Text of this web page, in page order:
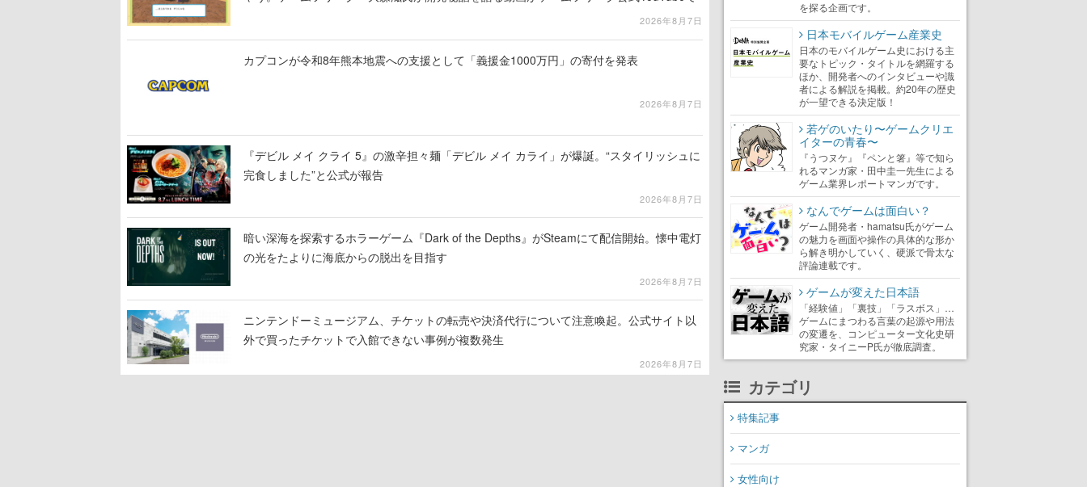
2026年8月7日
カプコンが令和8年熊本地震への支援として「義援金1000万円」の寄付を発表
2026年8月7日
『デビル メイ クライ 5』の激辛担々麺「デビル メイ カライ」が爆誕。“スタイリッシュに
完食しました”と公式が報告
2026年8月7日
暗い深海を探索するホラーゲーム『Dark of the Depths』がSteamにて配信開始。懐中電灯
の光をたよりに海底からの脱出を目指す
2026年8月7日
ニンテンドーミュージアム、チケットの転売や決済代行について注意喚起。公式サイト以
外で買ったチケットで入館できない事例が複数発生
2026年8月7日
を探る企画です。
日本モバイルゲーム産業史
日本のモバイルゲーム史における主
要なトピック・タイトルを網羅する
ほか、開発者へのインタビューや識
者による解説を掲載。約20年の歴史
が一望できる決定版！
若ゲのいたり〜ゲームクリエ
イターの青春〜
『うつヌケ』『ペンと箸』等で知ら
れるマンガ家・田中圭一先生による
ゲーム業界レポートマンガです。
なんでゲームは面白い？
ゲーム開発者・hamatsu氏がゲーム
の魅力を画面や操作の具体的な形か
ら解き明かしていく、硬派で骨太な
評論連載です。
ゲームが変えた日本語
「経験値」「裏技」「ラスボス」…
ゲームにまつわる言葉の起源や用法
の変遷を、コンピューター文化史研
究家・タイニーP氏が徹底調査。
カテゴリ
特集記事
マンガ
女性向け